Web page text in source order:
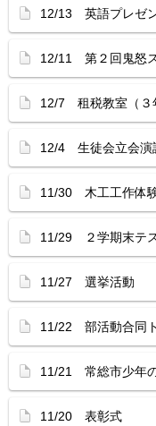
12/13 英語プレゼ
12/11 第２回鬼怒
12/7 租税教室（３
12/4 生徒会立会演
11/30 木工工作体験
11/29 ２学期末テ
11/27 選挙活動
11/22 部活動合同
11/21 常総市少年
11/20 表彰式